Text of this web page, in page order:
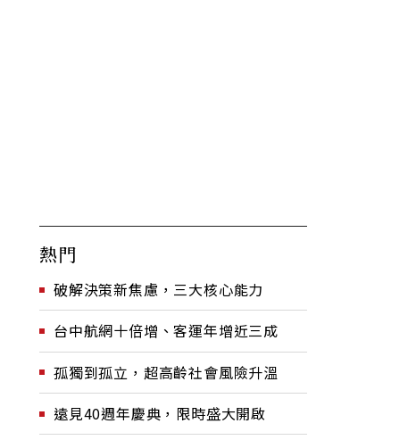
熱門
破解決策新焦慮，三大核心能力
台中航網十倍增、客運年增近三成
孤獨到孤立，超高齡社會風險升溫
遠見40週年慶典，限時盛大開啟